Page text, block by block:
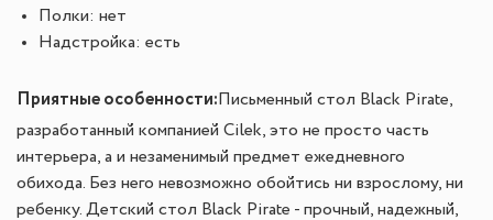
Полки: нет
Надстройка: есть
Приятные особенности: Письменный стол Black Pirate,
разработанный компанией Cilek, это не просто часть
интерьера, а и незаменимый предмет ежедневного
обихода. Без него невозможно обойтись ни взрослому, ни
ребенку. Детский стол Black Pirate - прочный, надежный,